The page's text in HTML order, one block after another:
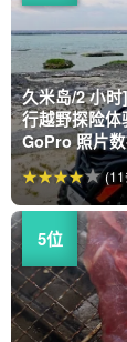
久米岛/2 小
行越野探险
GoPro 照片
(11